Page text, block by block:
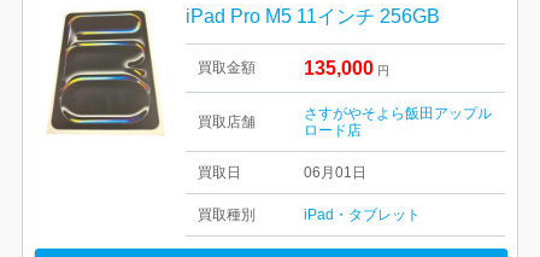
iPad Pro M5 11インチ 256GB
買取金額 135,000 円
買取店舗
さすがやそよら飯田アップル
ロード店
買取日 06月01日
買取種別 iPad・タブレット